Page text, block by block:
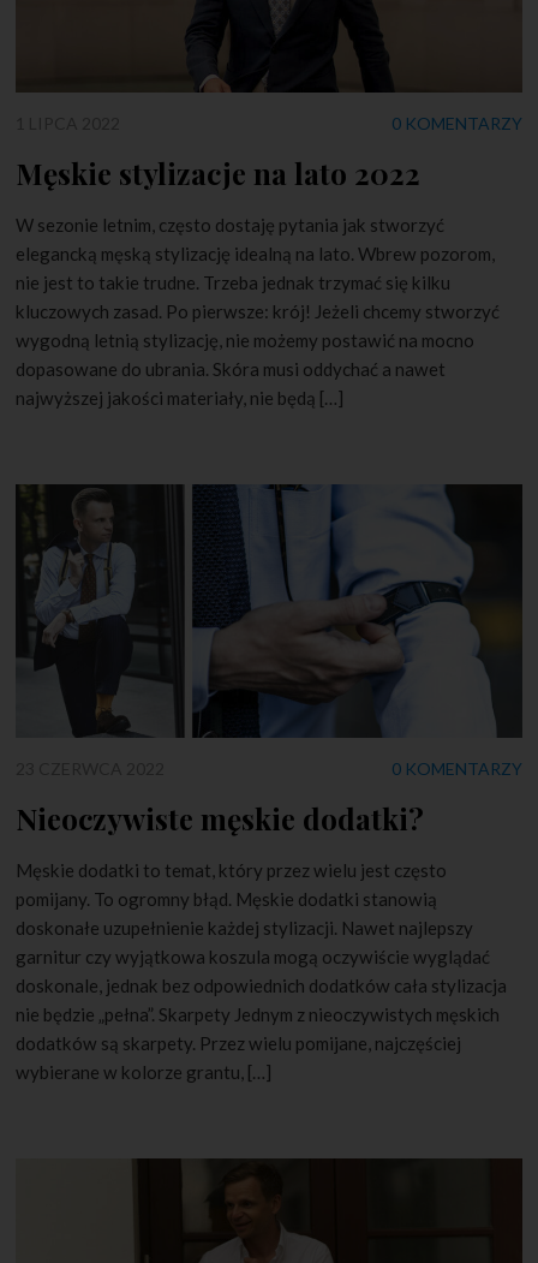
0 KOMENTARZY
Męskie stylizacje na lato 2022
W sezonie letnim, często dostaję pytania jak stworzyć
elegancką męską stylizację idealną na lato. Wbrew pozorom,
nie jest to takie trudne. Trzeba jednak trzymać się kilku
kluczowych zasad. Po pierwsze: krój! Jeżeli chcemy stworzyć
wygodną letnią stylizację, nie możemy postawić na mocno
dopasowane do ubrania. Skóra musi oddychać a nawet
najwyższej jakości materiały, nie będą […]
0 KOMENTARZY
Nieoczywiste męskie dodatki?
Męskie dodatki to temat, który przez wielu jest często
pomijany. To ogromny błąd. Męskie dodatki stanowią
doskonałe uzupełnienie każdej stylizacji. Nawet najlepszy
garnitur czy wyjątkowa koszula mogą oczywiście wyglądać
doskonale, jednak bez odpowiednich dodatków cała stylizacja
nie będzie „pełna”. Skarpety Jednym z nieoczywistych męskich
dodatków są skarpety. Przez wielu pomijane, najczęściej
wybierane w kolorze grantu, […]